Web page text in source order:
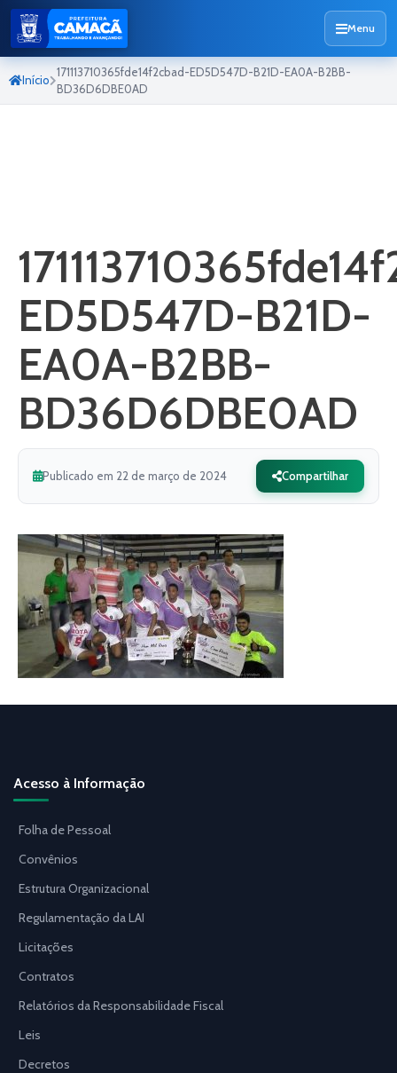
Menu
Início
171113710365fde14f2cbad-ED5D547D-B21D-EA0A-B2BB-
BD36D6DBE0AD
ED5D547D-B21D-
EA0A-B2BB-
BD36D6DBE0AD
Publicado em 22 de março de 2024 Compartilhar
Acesso à Informação
Folha de Pessoal
Convênios
Estrutura Organizacional
Regulamentação da LAI
Licitações
Contratos
Relatórios da Responsabilidade Fiscal
Leis
Decretos